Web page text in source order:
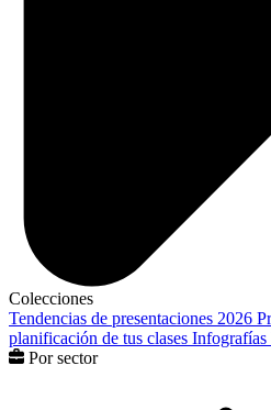
Colecciones
Tendencias de presentaciones 2026
planificación de tus clases Infografías
Por sector